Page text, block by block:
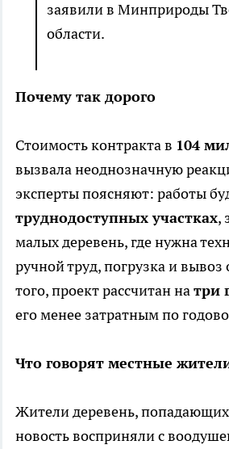
заявили в Минприроды
области.
Почему так дорого
Стоимость контракта в 104
вызвала неоднозначную
эксперты поясняют: работы
труднодоступных участках,
малых деревень, где нужна
ручной труд, погрузка и
того, проект рассчитан натри
его менее затратным по
Что говорят местные
Жители деревень, попадающих
новость восприняли с